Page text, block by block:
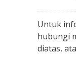
Untuk
hubungi
diatas,